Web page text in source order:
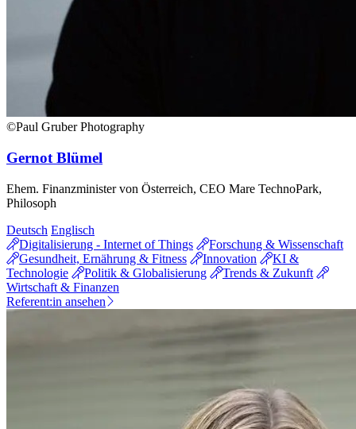
©Paul Gruber Photography
Gernot Blümel
Ehem. Finanzminister von Österreich, CEO Mare TechnoPark,
Philosoph
Deutsch Englisch
Digitalisierung - Internet of Things
Forschung & Wissenschaft
Gesundheit, Ernährung & Fitness
Innovation
KI &
Technologie
Politik & Globalisierung
Trends & Zukunft
Wirtschaft & Finanzen
Referent:in ansehen